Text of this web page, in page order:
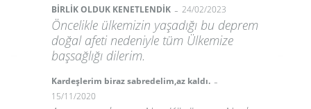
BİRLİK OLDUK KENETLENDİK - 24/02/2023
Öncelikle ülkemi­zin yaşadığı bu deprem
doğal afeti nedeniyle tüm Ülkemize
başsağlığı dilerim.
Kardeşlerim biraz sabredelim,az kaldı. -
15/11/2020